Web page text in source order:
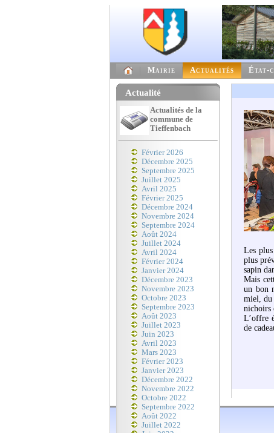
Mairie Actualités État-
Actualité
Actualités de la
commune de
Tieffenbach
Février 2026
Décembre 2025
Septembre 2025
Juillet 2025
Avril 2025
Février 2025
Décembre 2024
Novembre 2024
Septembre 2024
Août 2024
Juillet 2024
Avril 2024
Février 2024
Janvier 2024
Décembre 2023
Novembre 2023
Octobre 2023
Septembre 2023
Août 2023
Juillet 2023
Juin 2023
Avril 2023
Mars 2023
Février 2023
Janvier 2023
Décembre 2022
Novembre 2022
Octobre 2022
Septembre 2022
Août 2022
Juillet 2022
Les
plus
sapin
Mais
un bon
miel, du
nichoirs
L’offre
de